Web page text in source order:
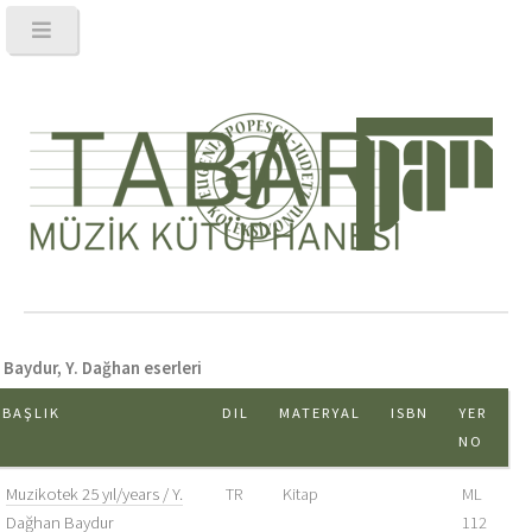
Baydur, Y. Dağhan eserleri
BAŞLIK DIL MATERYAL ISBN
YER
NO
Muzikotek 25 yıl/years / Y.
Dağhan Baydur
TR Kitap
ML
112